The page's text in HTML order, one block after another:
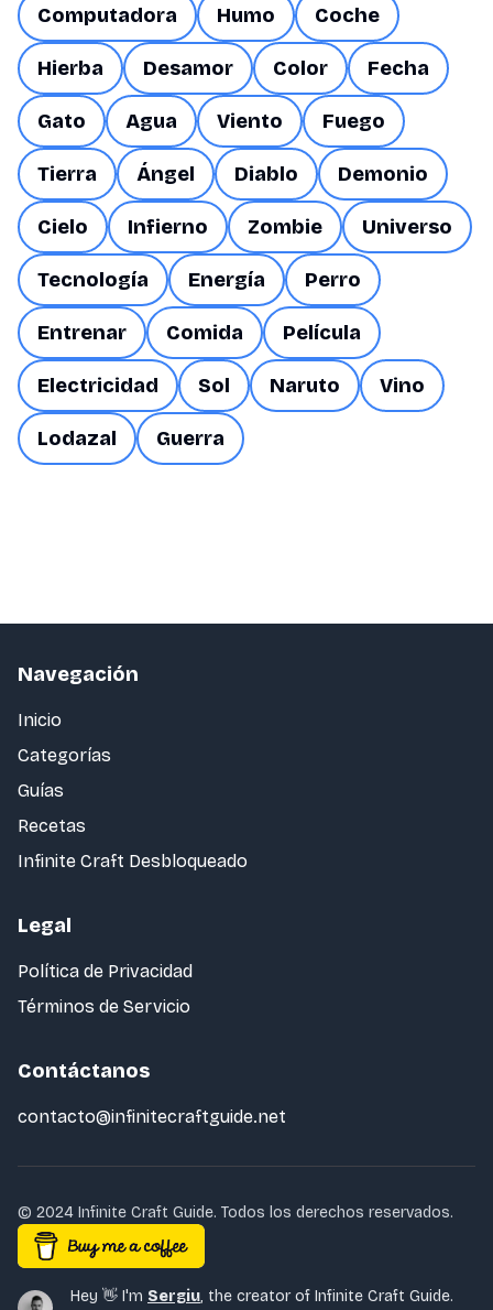
Computadora Humo Coche
Hierba Desamor Color Fecha
Gato Agua Viento Fuego
Tierra Ángel Diablo Demonio
Cielo Infierno Zombie Universo
Tecnología Energía Perro
Entrenar Comida Película
Electricidad Sol Naruto Vino
Lodazal Guerra
Navegación
Inicio
Categorías
Guías
Recetas
Infinite Craft Desbloqueado
Legal
Política de Privacidad
Términos de Servicio
Contáctanos
contacto@infinitecraftguide.net
© 2024 Infinite Craft Guide. Todos los derechos reservados.
Hey 👋 I'm Sergiu, the creator of Infinite Craft Guide.